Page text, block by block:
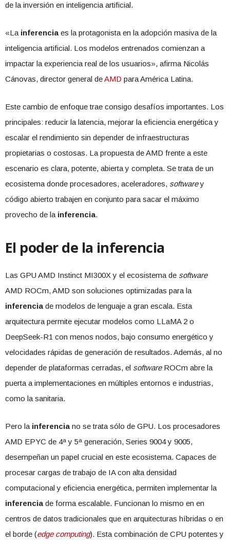
de la inversión en inteligencia artificial.
«La inferencia es la protagonista en la adopción masiva de la
inteligencia artificial. Los modelos entrenados comienzan a
impactar la experiencia real de los usuarios», afirma Nicolás
Cánovas, director general deAMD para América Latina.
Este cambio de enfoque trae consigo desafíos importantes. Los
principales: reducir la latencia, mejorar la eficiencia energética y
escalar el rendimiento sin depender de infraestructuras
propietarias o costosas. La propuesta de AMD frente a este
escenario es clara, potente, abierta y completa. Se trata de un
ecosistema donde procesadores, aceleradores, softwarey
código abierto trabajen en conjunto para sacar el máximo
provecho de la inferencia.
El poder de la inferencia
Las GPU AMD Instinct MI300X y el ecosistema de software
AMD ROCm, AMD son soluciones optimizadas para la
inferencia de modelos de lenguaje a gran escala. Esta
arquitectura permite ejecutar modelos como LLaMA 2 o
DeepSeek-R1 con menos nodos, bajo consumo energético y
velocidades rápidas de generación de resultados. Además, al no
depender de plataformas cerradas, el softwareROCm abre la
puerta a implementaciones en múltiples entornos e industrias,
como la sanitaria.
Pero la inferencia no se trata sólo de GPU. Los procesadores
AMD EPYC de 4ª y 5ª generación, Series 9004 y 9005,
desempeñan un papel crucial en este ecosistema. Capaces de
procesar cargas de trabajo de IA con alta densidad
computacional y eficiencia energética, permiten implementar la
inferencia de forma escalable. Funcionan lo mismo en en
centros de datos tradicionales que en arquitecturas híbridas o en
el borde (edge computing). Esta combinación de CPU potentes y